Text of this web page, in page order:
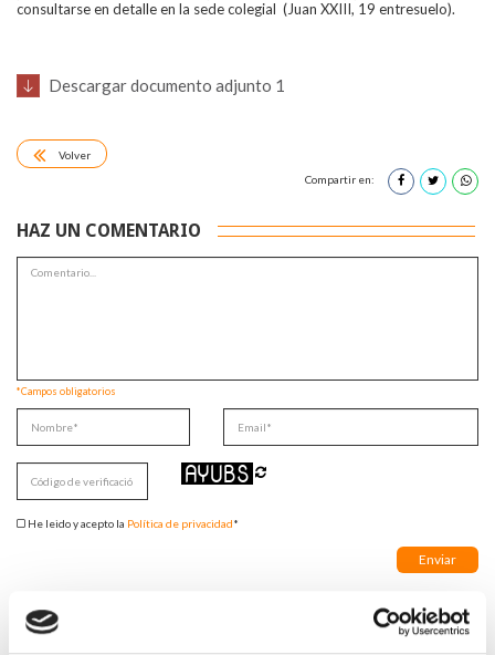
consultarse en detalle en la sede colegial (Juan XXIII, 19 entresuelo).
Descargar documento adjunto 1
Volver
Compartir en:
HAZ UN COMENTARIO
*Campos obligatorios
He leido y acepto la Política de privacidad*
DESTACADAS